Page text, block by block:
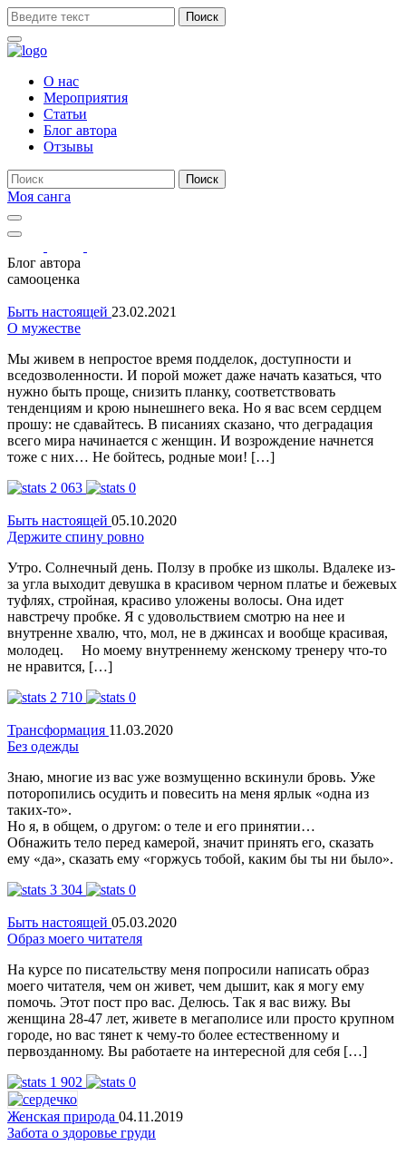
Поиск
О нас
Мероприятия
Статьи
Блог автора
Отзывы
Поиск
Моя санга
Toggle
navigation
Show
search
form
Блог автора
самооценка
Быть настоящей 23.02.2021
О мужестве
Мы живем в непростое время подделок, доступности и
вседозволенности. И порой может даже начать казаться, что
нужно быть проще, снизить планку, соответствовать
тенденциям и крою нынешнего века. Но я вас всем сердцем
прошу: не сдавайтесь. В писаниях сказано, что деградация
всего мира начинается с женщин. И возрождение начнется
тоже с них… Не бойтесь, родные мои! […]
2 063
0
Быть настоящей 05.10.2020
Держите спину ровно
Утро. Солнечный день. Ползу в пробке из школы. Вдалеке из-
за угла выходит девушка в красивом черном платье и бежевых
туфлях, стройная, красиво уложены волосы. Она идет
навстречу пробке. Я с удовольствием смотрю на нее и
внутренне хвалю, что, мол, не в джинсах и вообще красивая,
молодец. ⠀ Но моему внутреннему женскому тренеру что-то
не нравится, […]
2 710
0
Трансформация 11.03.2020
Без одежды
Знаю, многие из вас уже возмущенно вскинули бровь. Уже
поторопились осудить и повесить на меня ярлык «одна из
таких-то».
Но я, в общем, о другом: о теле и его принятии…
Обнажить тело перед камерой, значит принять его, сказать
ему «да», сказать ему «горжусь тобой, каким бы ты ни было».
3 304
0
Быть настоящей 05.03.2020
Образ моего читателя
На курсе по писательству меня попросили написать образ
моего читателя, чем он живет, чем дышит, как я могу ему
помочь. Этот пост про вас. Делюсь. Так я вас вижу. Вы
женщина 28-47 лет, живете в мегаполисе или просто крупном
городе, но вас тянет к чему-то более естественному и
первозданному. Вы работаете на интересной для себя […]
1 902
0
Женская природа 04.11.2019
Забота о здоровье груди